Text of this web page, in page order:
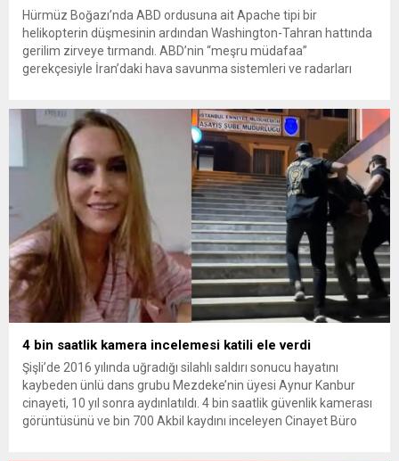
Hürmüz Boğazı’nda ABD ordusuna ait Apache tipi bir
helikopterin düşmesinin ardından Washington-Tahran hattında
gerilim zirveye tırmandı. ABD’nin “meşru müdafaa”
gerekçesiyle İran’daki hava savunma sistemleri ve radarları
yeni bir ABD saldırısına anında yanıt verileceğini duyurdu....
4 bin saatlik kamera incelemesi katili ele verdi
Şişli’de 2016 yılında uğradığı silahlı saldırı sonucu hayatını
kaybeden ünlü dans grubu Mezdeke’nin üyesi Aynur Kanbur
cinayeti, 10 yıl sonra aydınlatıldı. 4 bin saatlik güvenlik kamerası
görüntüsünü ve bin 700 Akbil kaydını inceleyen Cinayet Büro